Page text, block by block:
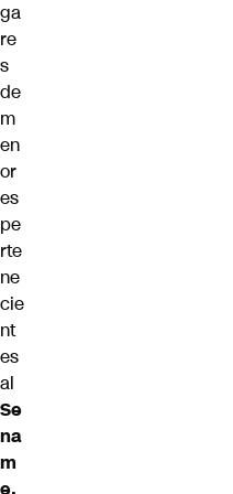
ga
re
s
de
m
en
or
es
pe
rte
ne
cie
nt
es
al
Se
na
m
e.